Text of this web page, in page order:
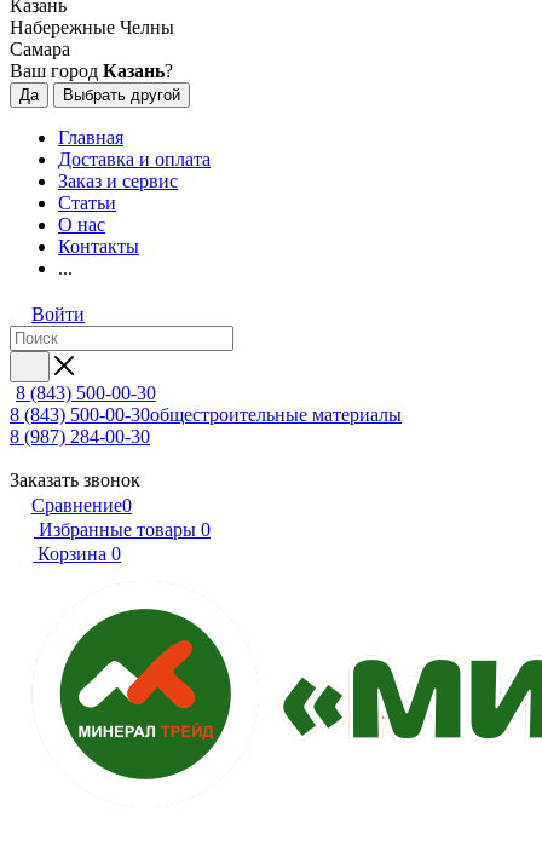
Казань
Набережные Челны
Самара
Ваш город Казань?
Да Выбрать другой
Главная
Доставка и оплата
Заказ и сервис
Статьи
О нас
Контакты
...
Войти
8 (843) 500-00-30
8 (843) 500-00-30общестроительные материалы
8 (987) 284-00-30
Заказать звонок
Сравнение0
Избранные товары 0
Корзина 0